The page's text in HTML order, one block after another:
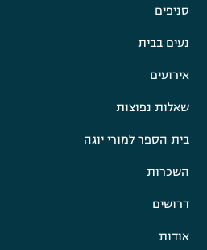
סניפים
נעים בבית
אירועים
שאלות נפוצות
בית הספר למורי יוגה
השכרות
דרושים
אודות